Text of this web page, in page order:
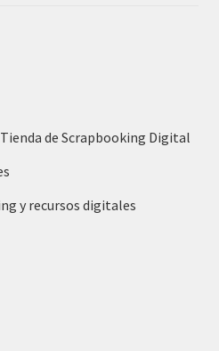
de Scrapbooking Digital
y recursos digitales